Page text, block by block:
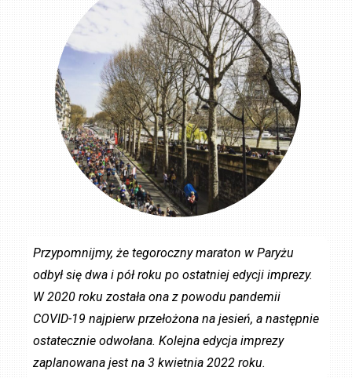
Przypomnijmy, że tegoroczny maraton w Paryżu
odbył się dwa i pół roku po ostatniej edycji imprezy.
W 2020 roku została ona z powodu pandemii
COVID-19 najpierw przełożona na jesień, a następnie
ostatecznie odwołana. Kolejna edycja imprezy
zaplanowana jest na 3 kwietnia 2022 roku.